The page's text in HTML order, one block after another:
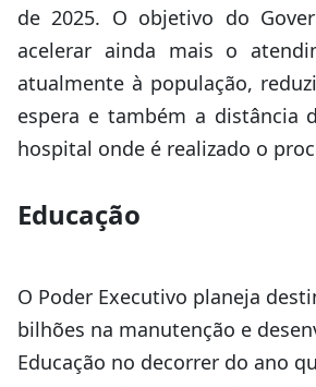
de 2025. O objetivo do
acelerar ainda mais o
atualmente à população,
espera e também a distância
hospital onde é realizado o
Educação
O Poder Executivo planeja
bilhões na manutenção e
Educação no decorrer do ano